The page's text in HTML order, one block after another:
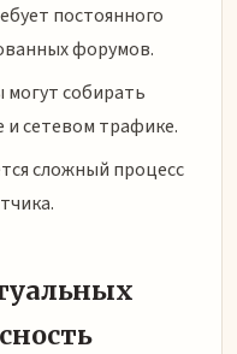
постоянного
форумов.
собирать
сетевом трафике.
сложный процесс